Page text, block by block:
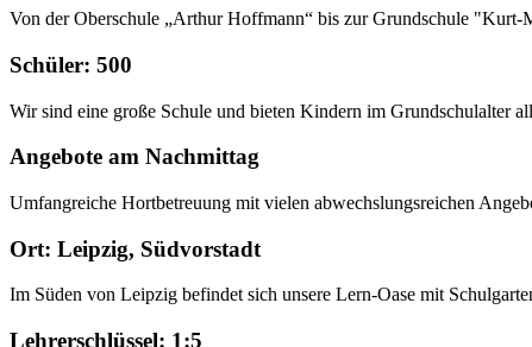
Von der Oberschule „Arthur Hoffmann“ bis zur Grundschule "Kurt-
Schüler: 500
Wir sind eine große Schule und bieten Kindern im Grundschulalter
Angebote am Nachmittag
Umfangreiche Hortbetreuung mit vielen abwechslungsreichen
Ort: Leipzig, Südvorstadt
Im Süden von Leipzig befindet sich unsere Lern-Oase mit
Lehrerschlüssel: 1:5